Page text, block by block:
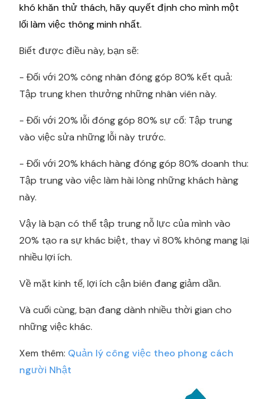
khó khăn thử thách, hãy quyết định cho mình một
lối làm việc thông minh nhất.
Biết được điều này, bạn sẽ:
- Đối với 20% công nhân đóng góp 80% kết quả:
Tập trung khen thưởng những nhân viên này.
- Đối với 20% lỗi đóng góp 80% sự cố: Tập trung
vào việc sửa những lỗi này trước.
- Đối với 20% khách hàng đóng góp 80% doanh thu:
Tập trung vào việc làm hài lòng những khách hàng
này.
Vậy là bạn có thể tập trung nỗ lực của mình vào
20% tạo ra sự khác biệt, thay vì 80% không mang lại
nhiều lợi ích.
Về mặt kinh tế, lợi ích cận biên đang giảm dần.
Và cuối cùng, bạn đang dành nhiều thời gian cho
những việc khác.
Xem thêm: Quản lý công việc theo phong cách
người Nhật